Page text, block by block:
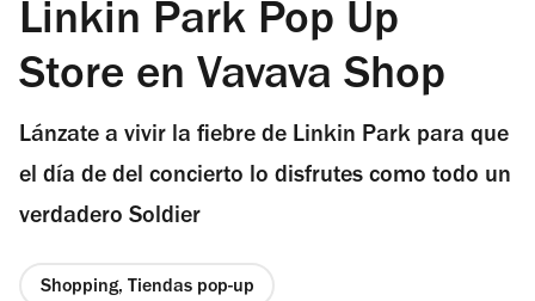
Linkin Park Pop Up
Store en Vavava Shop
Lánzate a vivir la fiebre de Linkin Park para que
el día de del concierto lo disfrutes como todo un
verdadero Soldier
Shopping, Tiendas pop-up